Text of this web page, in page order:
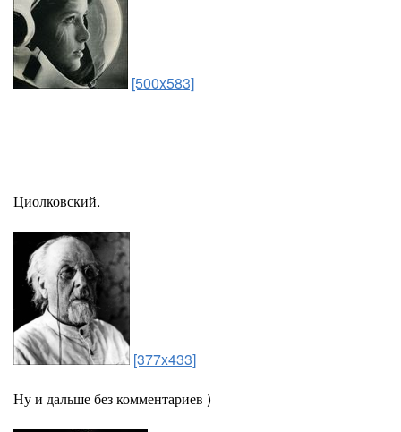
[500x583]
Циолковский.
[377x433]
Ну и дальше без комментариев )